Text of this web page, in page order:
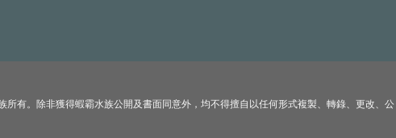
有。除非獲得蝦霸水族公開及書面同意外，均不得擅自以任何形式複製、轉錄、更改、公